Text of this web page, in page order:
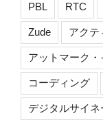
PBL RTC
Zude アクテ
アットマーク
コーディング
デジタルサイネ